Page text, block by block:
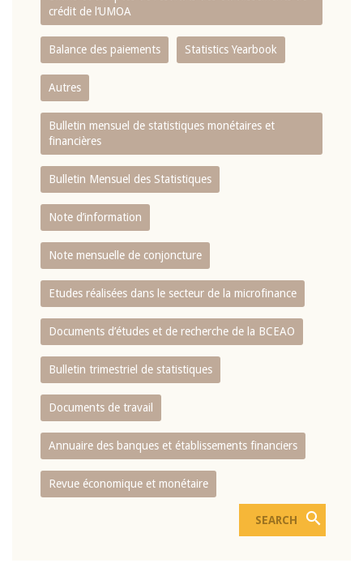
crédit de l‘UMOA
Balance des paiements Statistics Yearbook
Autres
Bulletin mensuel de statistiques monétaires et
financières
Bulletin Mensuel des Statistiques
Note d’information
Note mensuelle de conjoncture
Etudes réalisées dans le secteur de la microfinance
Documents d’études et de recherche de la BCEAO
Bulletin trimestriel de statistiques
Documents de travail
Annuaire des banques et établissements financiers
Revue économique et monétaire